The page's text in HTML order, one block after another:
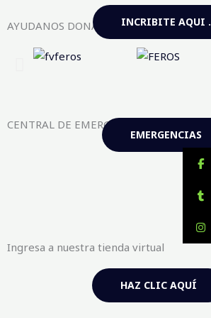
INCRIBITE AQUI .
AYUDANOS DONANDO AQUI
CENTRAL DE EMERGENCIAS FV-FEROS
EMERGENCIAS
Ingresa a nuestra tienda virtual
HAZ CLIC AQUÍ